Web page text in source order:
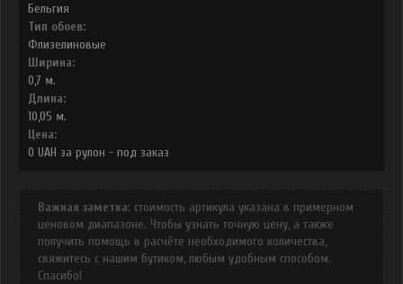
Бельгия
Тип обоев:
Флизелиновые
Ширина:
0,7 м.
Длина:
10,05 м.
Цена:
0 UAH за рулон - под заказ
Важная заметка: стоимость артикула указана в примерном
ценовом диапазоне. Чтобы узнать точную цену, а также
получить помощь в расчёте необходимого количества,
свяжитесь с нашим бутиком, любым удобным способом.
Спасибо!